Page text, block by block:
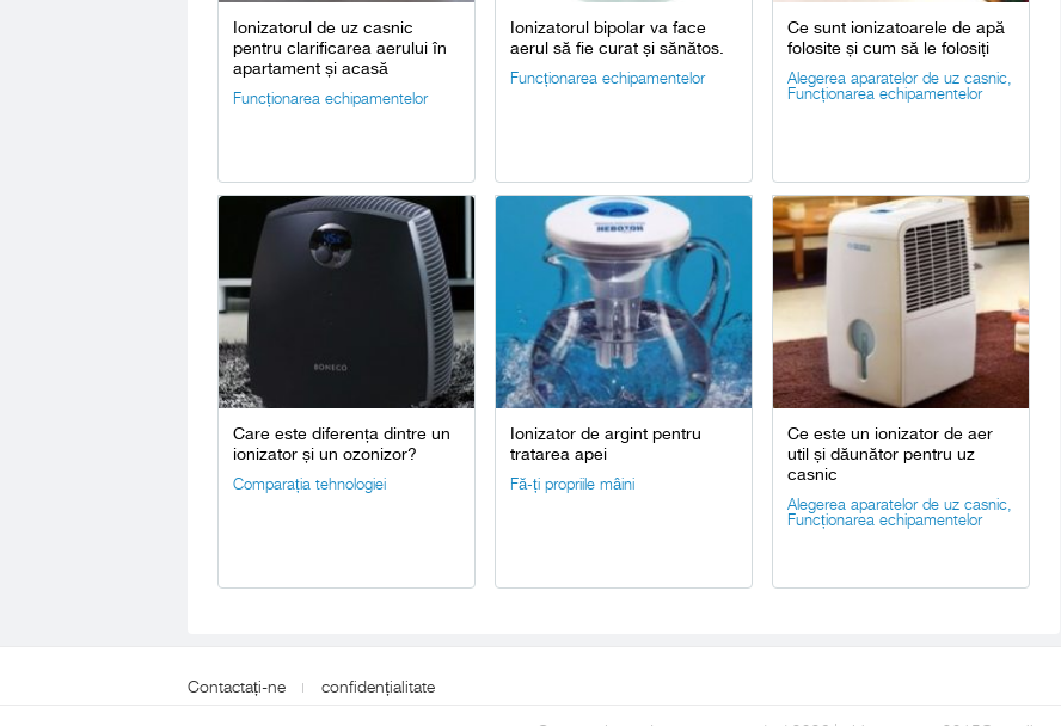
Ionizatorul de uz casnic
pentru clarificarea aerului în
apartament și acasă
Funcționarea echipamentelor
Ionizatorul bipolar va face
aerul să fie curat și sănătos.
Funcționarea echipamentelor
Ce sunt ionizatoarele de apă
folosite și cum să le folosiți
Alegerea aparatelor de uz casnic
Funcționarea echipamentelor
Care este diferența dintre un
ionizator și un ozonizor?
Comparația tehnologiei
Ionizator de argint pentru
tratarea apei
Fă-ți propriile mâini
Ce este un ionizator de aer
util și dăunător pentru uz
casnic
Alegerea aparatelor de uz casnic
Funcționarea echipamentelor
Contactați-ne confidențialitate